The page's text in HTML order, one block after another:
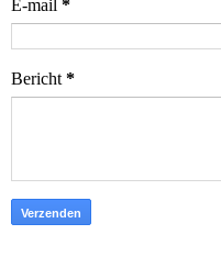
E-mail *
Bericht*